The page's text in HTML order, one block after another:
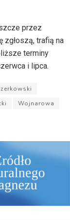
przez
zgłoszą, trafią na
terminy
i lipca.
Wojnarowa